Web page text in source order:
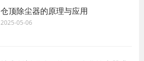
仓顶除尘器的原理与应用
2025-05-06